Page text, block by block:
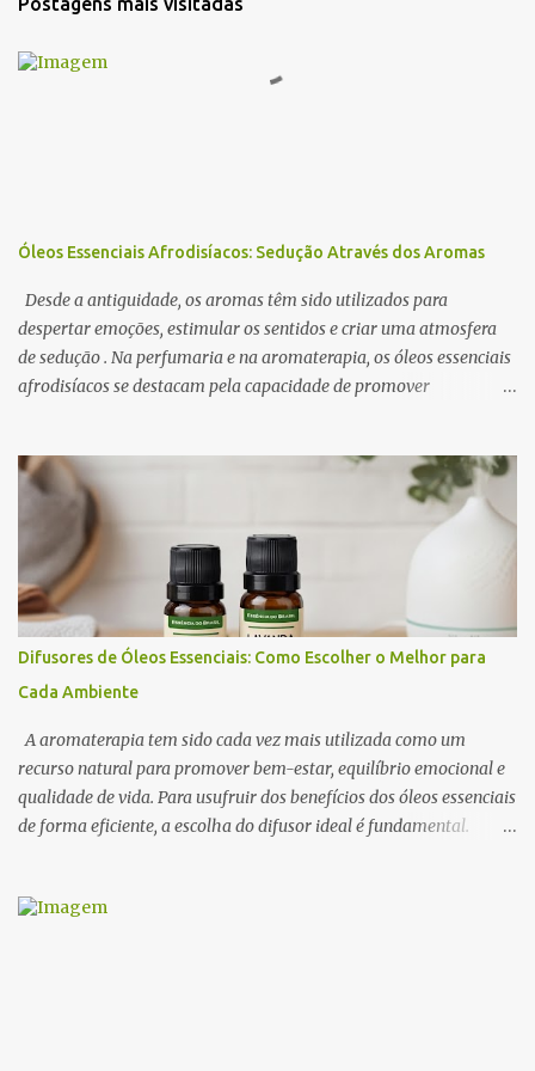
r
Óleos Essenciais Afrodisíacos: Sedução Através dos Aromas
Desde a antiguidade, os aromas têm sido utilizados para
despertar emoções, estimular os sentidos e criar uma atmosfera
de sedução . Na perfumaria e na aromaterapia, os óleos essenciais
afrodisíacos se destacam pela capacidade de promover
olfativo e o sistema límbico , a região do cérebro responsável pelas
emoções e pelo comportamento. Determinados aromas são
capazes de influenciar a produção de neurotransmissores como a
dopamina e a serotonina, favorecendo a atração e o prazer
sensorial . Neste artigo, exploramos os óleos essenciais
afrodisíacos mais eficazes, seus mecanismos de ação e como
utilizá-los na perfumaria e na aromaterapia para estimular a
Afrodisíacos? Os óleos essenciais afrodisíacos são essências
naturais extraídas de flores, madeiras, especiarias e resinas que
possuem propriedades capa...
Difusores de Óleos Essenciais: Como Escolher o Melhor para
Cada Ambiente
A aromaterapia tem sido cada vez mais utilizada como um
recurso natural para promover bem-estar, equilíbrio emocional e
qualidade de vida. Para usufruir dos benefícios dos óleos essenciais
de forma eficiente, a escolha do difusor ideal é fundamental.
aromatização, na dispersão das moléculas dos óleos e até na